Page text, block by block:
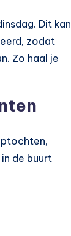
Dit kan
zodat
Zo haal je
de buurt